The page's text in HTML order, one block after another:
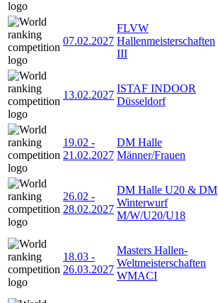
07.02.2027
FLVW
Hallenmeisterschaften
III
13.02.2027
ISTAF INDOOR
Düsseldorf
19.02 -
21.02.2027
DM Halle
Männer/Frauen
26.02 -
28.02.2027
DM Halle U20 & DM
Winterwurf
M/W/U20/U18
18.03 -
26.03.2027
Masters Hallen-
Weltmeisterschaften
WMACI